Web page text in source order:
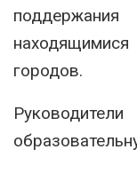
городов.